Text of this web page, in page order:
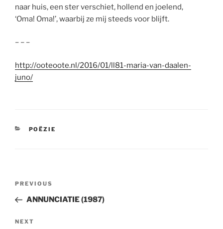
naar huis, een ster verschiet, hollend en joelend,
‘Oma! Oma!’, waarbij ze mij steeds voor blijft.
– – –
http://ooteoote.nl/2016/01/ll81-maria-van-daalen-
juno/
CATEGORIES
POËZIE
Previous
Post
PREVIOUS
ANNUNCIATIE (1987)
Next
NEXT